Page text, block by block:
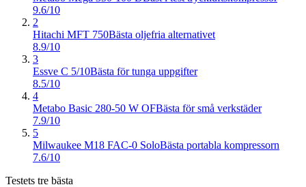
9.6/10
2
Hitachi MFT 750Bästa oljefria alternativet
8.9/10
3
Essve C 5/10Bästa för tunga uppgifter
8.5/10
4
Metabo Basic 280-50 W OFBästa för små verkstäder
7.9/10
5
Milwaukee M18 FAC-0 SoloBästa portabla kompressorn
7.6/10
Testets tre bästa